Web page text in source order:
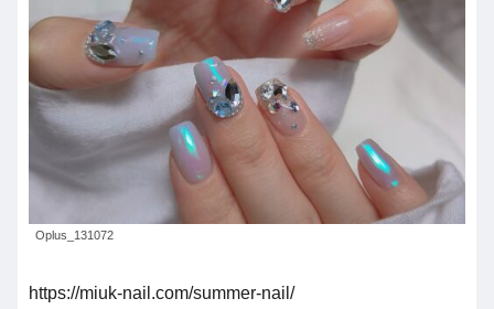
Oplus_131072
https://miuk-nail.com/summer-nail/